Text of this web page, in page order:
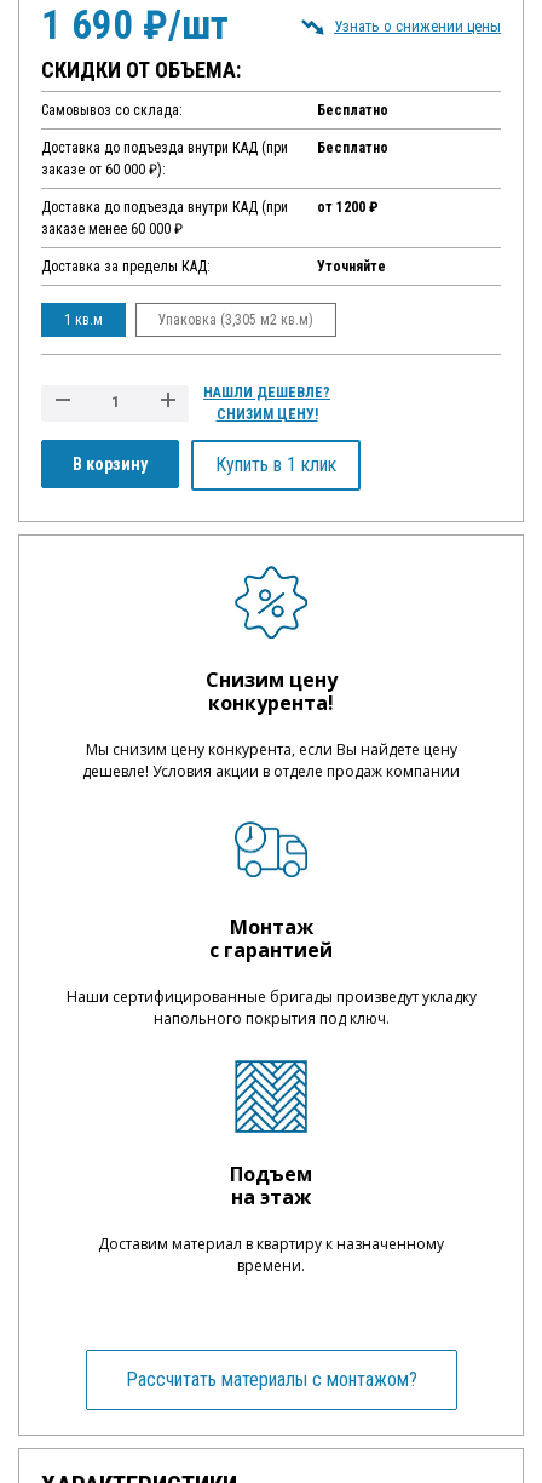
1 690 ₽/шт Узнать о снижении цены
СКИДКИ ОТ ОБЪЕМА:
Самовывоз со склада: Бесплатно
Доставка до подъезда внутри КАД (при
заказе от 60 000 ₽):
Бесплатно
Доставка до подъезда внутри КАД (при
заказе менее 60 000 ₽
от 1200 ₽
Доставка за пределы КАД: Уточняйте
1 кв.м Упаковка (3,305 м2 кв.м)
В корзину
НАШЛИ ДЕШЕВЛЕ?
СНИЗИМ ЦЕНУ!
Купить в 1 клик
Снизим цену
конкурента!
Мы снизим цену конкурента, если Вы найдете цену
дешевле! Условия акции в отделе продаж компании
Монтаж
с гарантией
Наши сертифицированные бригады произведут укладку
напольного покрытия под ключ.
Подъем
на этаж
Доставим материал в квартиру к назначенному
времени.
Рассчитать материалы с монтажом?